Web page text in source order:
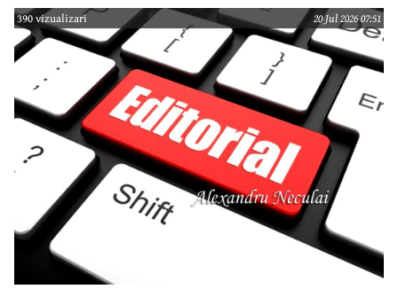
390 vizualizari 20 Jul 2026 07:51